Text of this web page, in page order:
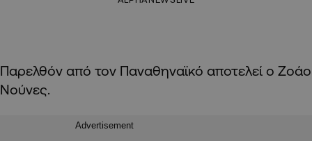
Παρελθόν από τον Παναθηναϊκό αποτελεί ο Ζοάο
Νούνες.
Advertisement